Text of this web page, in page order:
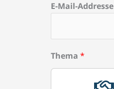
E-Mail-Addresse
Thema *